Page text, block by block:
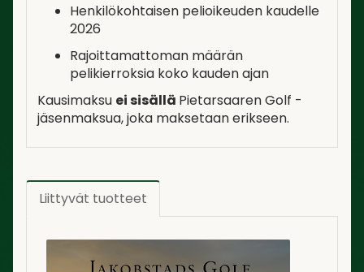
Henkilökohtaisen pelioikeuden kaudelle
2026
Rajoittamattoman määrän
pelikierroksia koko kauden ajan
Kausimaksu ei sisällä Pietarsaaren Golf -
jäsenmaksua, joka maksetaan erikseen.
Liittyvät tuotteet